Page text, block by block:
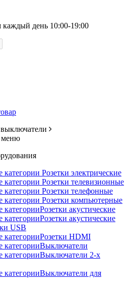
каждый день 10:00-19:00
меню
Розетки электрические
Розетки телевизионные
Розетки телефонные
Розетки компьютерные
Розетки акустические
Розетки акустические
USB
Розетки HDMI
Выключатели
Выключатели 2-х
Выключатели для